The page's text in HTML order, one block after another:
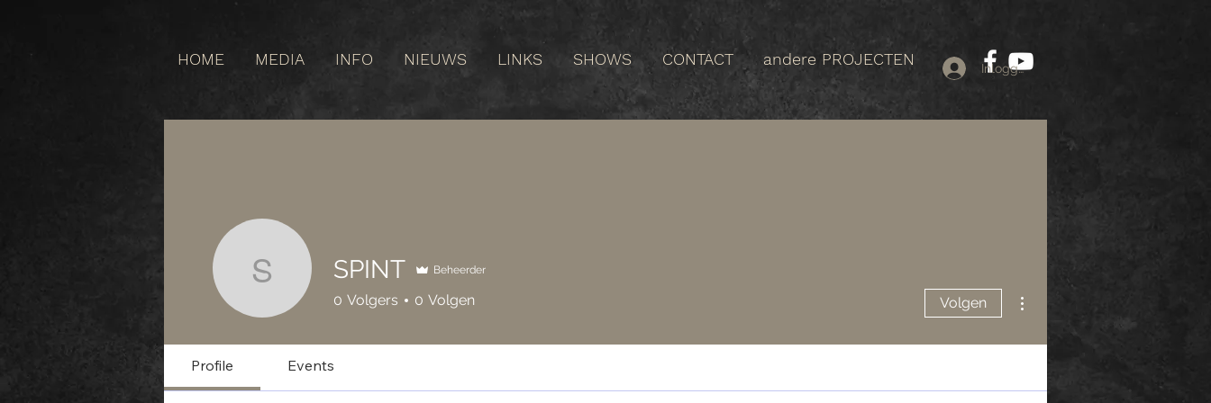
HOME MEDIA INFO NIEUWS LINKS SHOWS CONTACT andere PROJECTEN Inloggen
SPINTSPINT Beheerder
0 Volgers 0 Volgen Volgen
Profile Events